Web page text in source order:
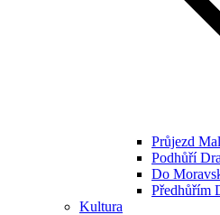
Průjezd
Podhůří
Do
Předhůřím
Kultura